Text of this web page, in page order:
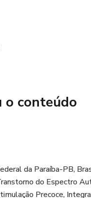
o conteúdo
da Paraíba-PB,
do Espectro
Precoce,